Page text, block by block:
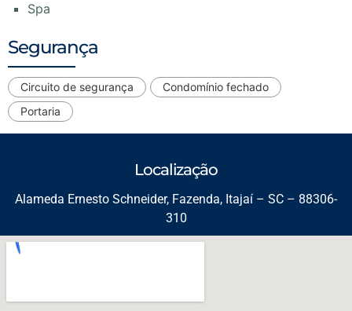
Spa
Segurança
Circuito de segurança
Condomínio fechado
Portaria
Localização
Alameda Ernesto Schneider, Fazenda, Itajaí – SC – 88306-
310